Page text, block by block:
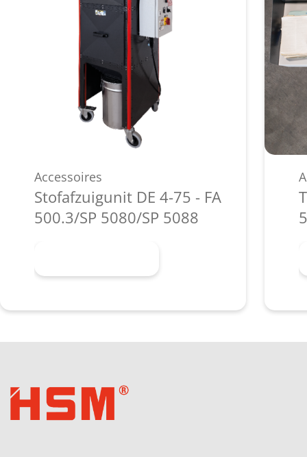
Accessoires
Stofafzuigunit DE 4-75 - FA
500.3/SP 5080/SP 5088